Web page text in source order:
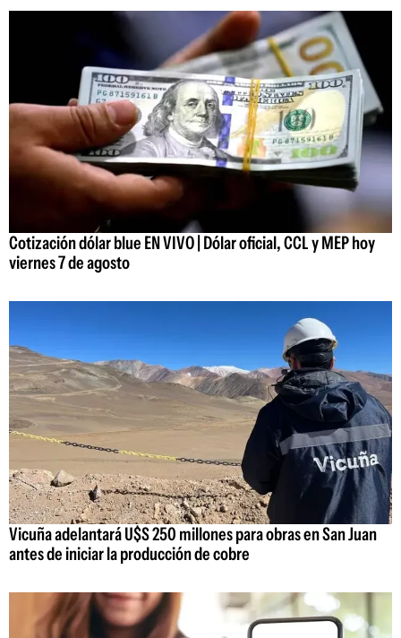
Cotización dólar blue EN VIVO | Dólar oficial, CCL y MEP hoy
viernes 7 de agosto
Vicuña adelantará U$S 250 millones para obras en San Juan
antes de iniciar la producción de cobre